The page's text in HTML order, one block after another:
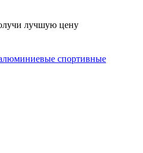
лучшую цену
спортивные